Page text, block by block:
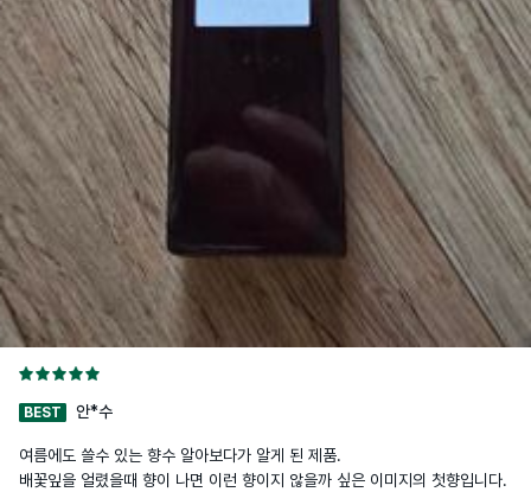
BEST 안*수
여름에도 쓸수 있는 향수 알아보다가 알게 된 제품.
배꽃잎을 얼렸을때 향이 나면 이런 향이지 않을까 싶은 이미지의 첫향입니다.